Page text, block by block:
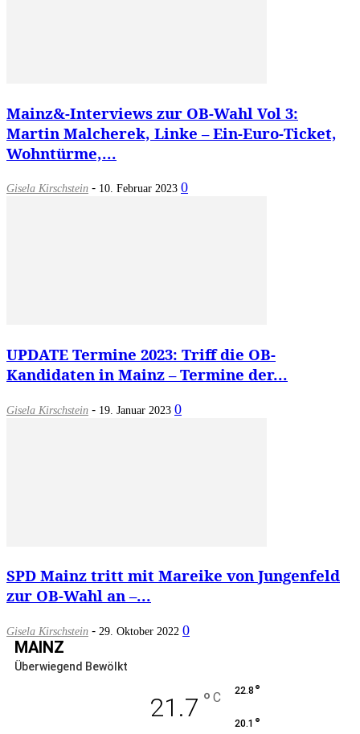
Mainz&-Interviews zur OB-Wahl Vol 3:
Martin Malcherek, Linke – Ein-Euro-Ticket,
Wohntürme,...
Gisela Kirschstein - 10. Februar 2023 0
UPDATE Termine 2023: Triff die OB-
Kandidaten in Mainz – Termine der...
Gisela Kirschstein - 19. Januar 2023 0
SPD Mainz tritt mit Mareike von Jungenfeld
zur OB-Wahl an –...
Gisela Kirschstein - 29. Oktober 2022 0
MAINZ
Überwiegend Bewölkt
21.7 ° C 22.8 °
20.1 °